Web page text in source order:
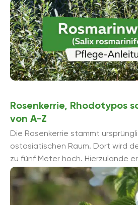
Rosenkerrie, Rhodotypos
von A-Z
Die Rosenkerrie stammt
ostasiatischen Raum. Dort wird
zu fünf Meter hoch. Hierzulande
eine Höhe von maximal zwei ...